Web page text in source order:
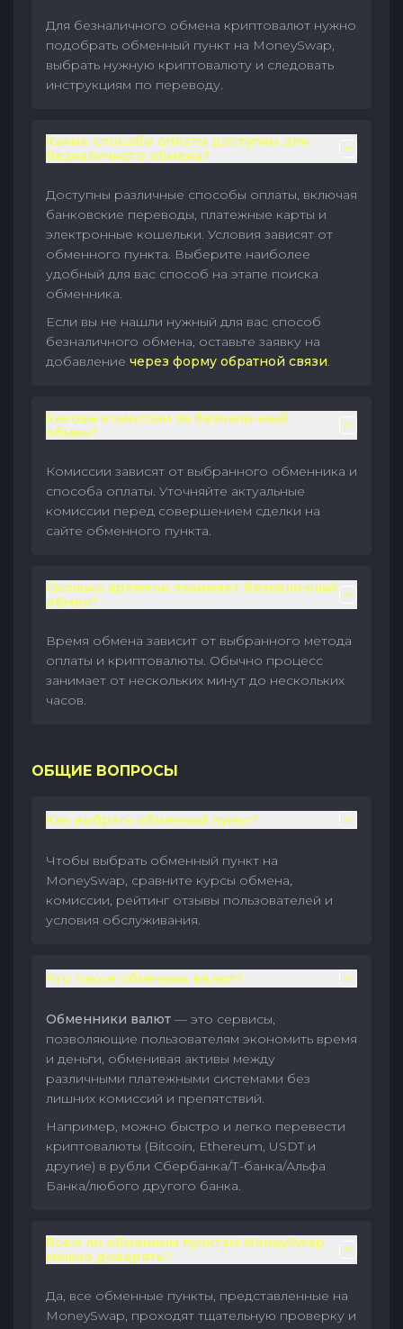
Для безналичного обмена криптовалют нужно
подобрать обменный пункт на MoneySwap,
выбрать нужную криптовалюту и следовать
инструкциям по переводу.
Какие способы оплаты доступны для
безналичного обмена?
Доступны различные способы оплаты, включая
банковские переводы, платежные карты и
электронные кошельки. Условия зависят от
обменного пункта. Выберите наиболее
удобный для вас способ на этапе поиска
обменника.
Если вы не нашли нужный для вас способ
безналичного обмена, оставьте заявку на
добавление через форму обратной связи.
Каковы комиссии за безналичный
обмен?
Комиссии зависят от выбранного обменника и
способа оплаты. Уточняйте актуальные
комиссии перед совершением сделки на
сайте обменного пункта.
Сколько времени занимает безналичный
обмен?
Время обмена зависит от выбранного метода
оплаты и криптовалюты. Обычно процесс
занимает от нескольких минут до нескольких
часов.
ОБЩИЕ ВОПРОСЫ
Как выбрать обменный пункт?
Чтобы выбрать обменный пункт на
MoneySwap, сравните курсы обмена,
комиссии, рейтинг отзывы пользователей и
условия обслуживания.
Что такое обменник валют?
Обменники валют — это сервисы,
позволяющие пользователям экономить время
и деньги, обменивая активы между
различными платежными системами без
лишних комиссий и препятствий.
Например, можно быстро и легко перевести
криптовалюты (Bitcoin, Ethereum, USDT и
другие) в рубли Сбербанка/Т-банка/Альфа
Банка/любого другого банка.
Всем ли обменным пунктам MoneySwap
можно доверять?
Да, все обменные пункты, представленные на
MoneySwap, проходят тщательную проверку и